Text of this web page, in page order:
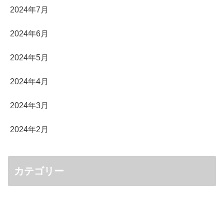
2024年7月
2024年6月
2024年5月
2024年4月
2024年3月
2024年2月
カテゴリー